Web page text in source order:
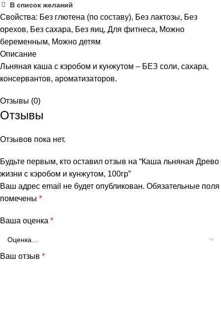
В список желаний
Свойства: Без глютена (по составу), Без лактозы, Без
орехов, Без сахара, Без яиц, Для фитнеса, Можно
беременным, Можно детям
Описание
Льняная каша с кэробом и кунжутом – БЕЗ соли, сахара,
консервантов, ароматизаторов.
Отзывы (0)
Отзывы
Отзывов пока нет.
Будьте первым, кто оставил отзыв на “Каша льняная Древо
жизни с кэробом и кунжутом, 100гр”
Ваш адрес email не будет опубликован. Обязательные поля
помечены *
Ваша оценка *
Ваш отзыв *